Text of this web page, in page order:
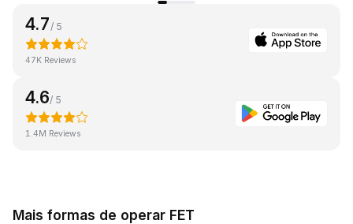
4.7 / 5
47K Reviews
4.6/ 5
1.4M Reviews
Mais formas de operar FET